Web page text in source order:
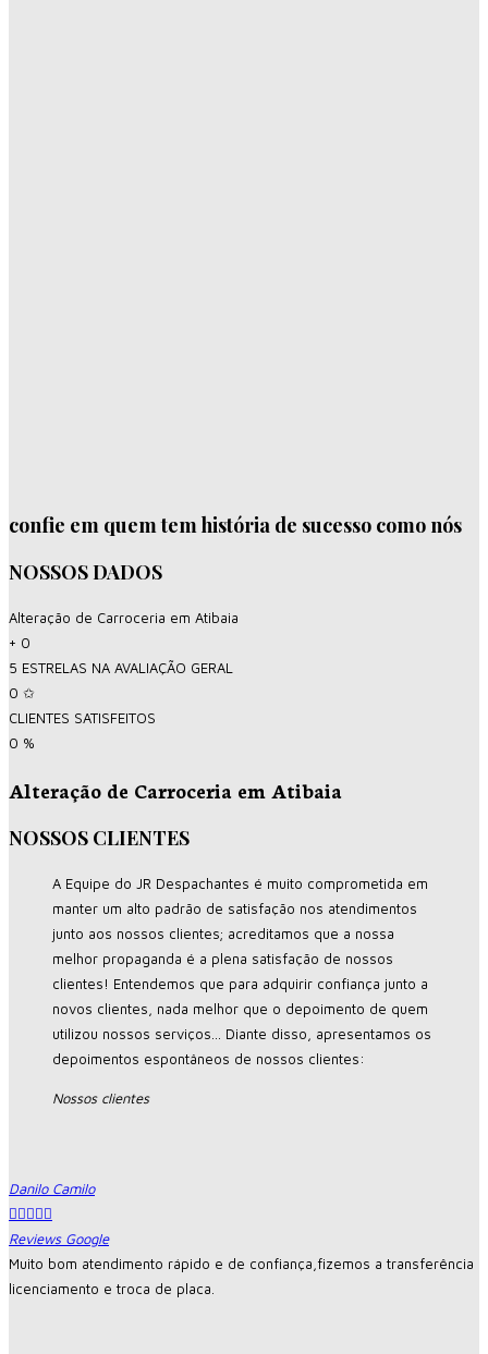
confie em quem tem história de sucesso como nós
NOSSOS DADOS
Alteração de Carroceria em Atibaia
+ 0
5 ESTRELAS NA AVALIAÇÃO GERAL
0 ✩
CLIENTES SATISFEITOS
0 %
Alteração de Carroceria em Atibaia
NOSSOS CLIENTES
A Equipe do JR Despachantes é muito comprometida em
manter um alto padrão de satisfação nos atendimentos
junto aos nossos clientes; acreditamos que a nossa
melhor propaganda é a plena satisfação de nossos
clientes! Entendemos que para adquirir confiança junto a
novos clientes, nada melhor que o depoimento de quem
utilizou nossos serviços... Diante disso, apresentamos os
depoimentos espontâneos de nossos clientes:
Nossos clientes
Danilo Camilo

Reviews Google
Muito bom atendimento rápido e de confiança,fizemos a transferência
licenciamento e troca de placa.